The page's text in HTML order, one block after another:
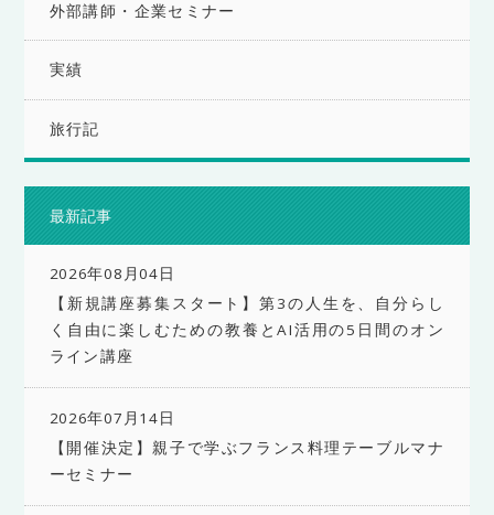
外部講師・企業セミナー
実績
旅行記
最新記事
2026年08月04日
【新規講座募集スタート】第3の人生を、自分らし
く自由に楽しむための教養とAI活用の5日間のオン
ライン講座
2026年07月14日
【開催決定】親子で学ぶフランス料理テーブルマナ
ーセミナー